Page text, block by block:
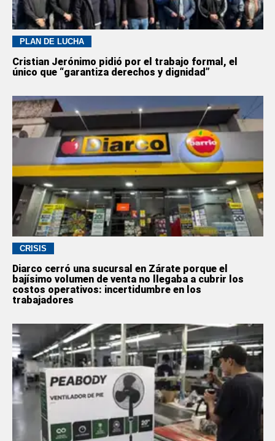
PLAN DE LUCHA
Cristian Jerónimo pidió por el trabajo formal, el
único que “garantiza derechos y dignidad”
CRISIS
Diarco cerró una sucursal en Zárate porque el
bajísimo volumen de venta no llegaba a cubrir los
costos operativos: incertidumbre en los
trabajadores